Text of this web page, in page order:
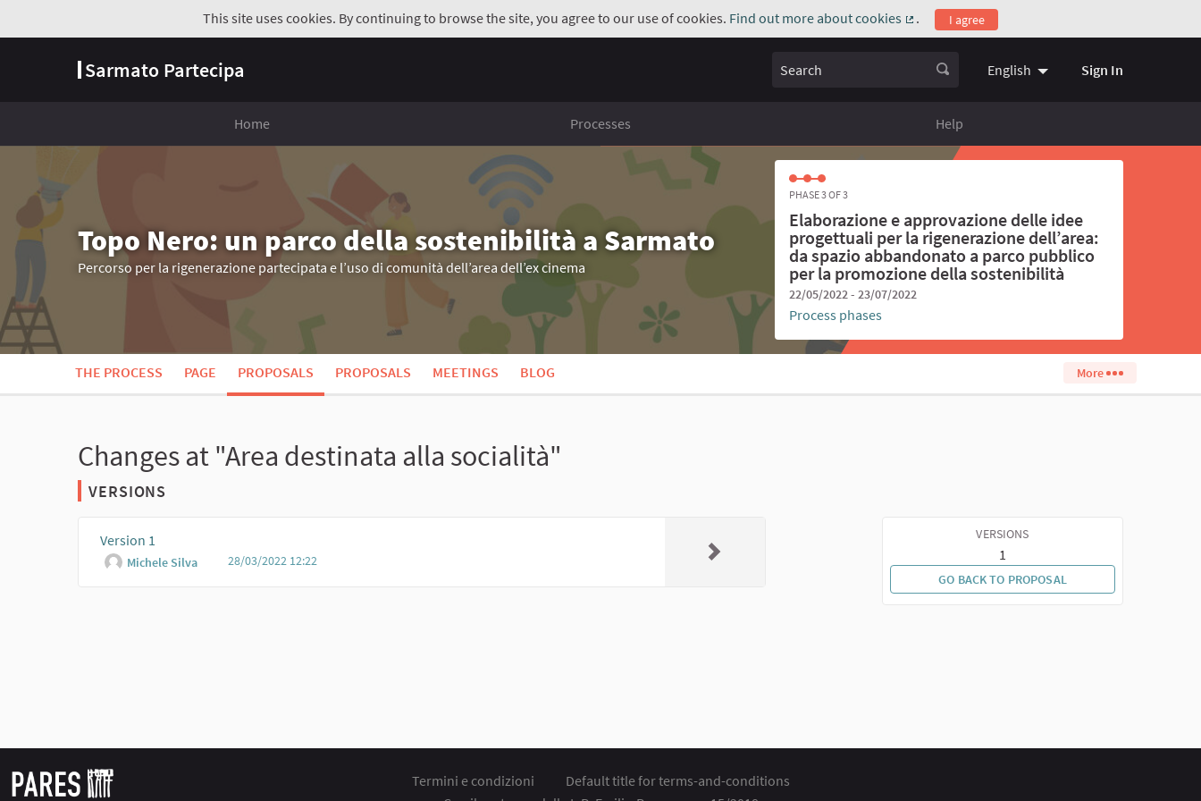
This site uses cookies. By continuing to browse the site, you agree to our use of cookies. Find out more about cookies
(External link)
. I agree
Sarmato Partecipa Search English Choose language
Sign In
Home Processes Help
Topo Nero: un parco della sostenibilità a Sarmato
Percorso per la rigenerazione partecipata e l’uso di comunità dell’area dell’ex cinema
PHASE 3 OF 3
Elaborazione e approvazione delle idee
progettuali per la rigenerazione dell’area:
da spazio abbandonato a parco pubblico
per la promozione della sostenibilità
22/05/2022 - 23/07/2022
Process phases
THE PROCESS PAGE PROPOSALS PROPOSALS MEETINGS BLOG More
Changes at "Area destinata alla socialità"
VERSIONS
Version 1
Michele Silva 28/03/2022 12:22
VERSIONS
1
GO BACK TO PROPOSAL
Termini e condizioni
Default title for terms-and-conditions